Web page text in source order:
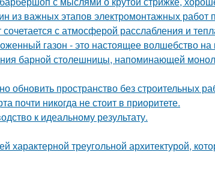
из важных этапов электромонтажных работ
с атмосферой расслабления и
газон - это настоящее волшебство на
барной столешницы, напоминающей
обновить пространство без строительных
почти никогда не стоит в приоритете.
к идеальному результату.
треугольной архитектурой,